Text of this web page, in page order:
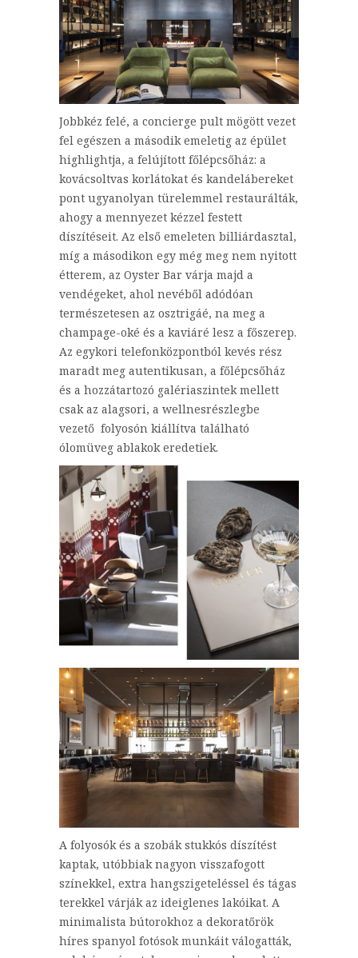
Jobbkéz felé, a concierge pult mögött vezet
fel egészen a második emeletig az épület
highlightja, a felújított főlépcsőház: a
kovácsoltvas korlátokat és kandelábereket
pont ugyanolyan türelemmel restaurálták,
ahogy a mennyezet kézzel festett
díszítéseit. Az első emeleten billiárdasztal,
míg a másodikon egy még meg nem nyitott
étterem, az Oyster Bar várja majd a
vendégeket, ahol nevéből adódóan
természetesen az osztrigáé, na meg a
champage-oké és a kaviáré lesz a főszerep.
Az egykori telefonközpontból kevés rész
maradt meg autentikusan, a főlépcsőház
és a hozzátartozó galériaszintek mellett
csak az alagsori, a wellnesrészlegbe
vezető folyosón kiállítva található
ólomüveg ablakok eredetiek.
A folyosók és a szobák stukkós díszítést
kaptak, utóbbiak nagyon visszafogott
színekkel, extra hangszigeteléssel és tágas
terekkel várják az ideiglenes lakóikat. A
minimalista bútorokhoz a dekoratőrök
híres spanyol fotósok munkáit válogatták,